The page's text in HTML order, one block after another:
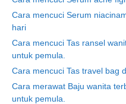
Cara mencuci Serum
hari
Cara mencuci Tas ransel
untuk pemula.
Cara mencuci Tas travel bag
Cara merawat Baju wanita
untuk pemula.